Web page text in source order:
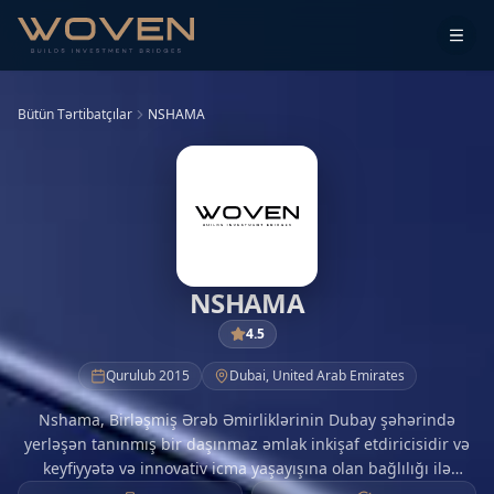
Bütün Tərtibatçılar NSHAMA
NSHAMA
4.5
Qurulub 2015 Dubai, United Arab Emirates
Nshama, Birləşmiş Ərəb Əmirliklərinin Dubay şəhərində
yerləşən tanınmış bir daşınmaz əmlak inkişaf etdiricisidir və
keyfiyyətə və innovativ icma yaşayışına olan bağlılığı ilə